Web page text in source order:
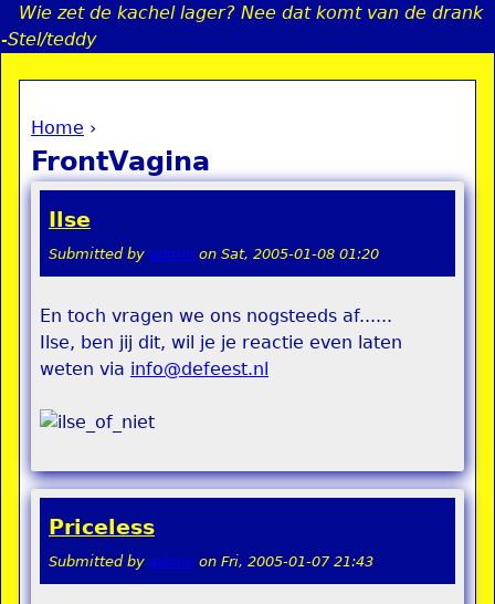
Jump to navigation
Wie zet de kachel lager? Nee dat komt van de drank
-Stel/teddy
You are here
Home ›
FrontVagina
Ilse
Submitted by admin on Sat, 2005-01-08 01:20
En toch vragen we ons nogsteeds af......
Ilse, ben jij dit, wil je je reactie even laten
weten via info@defeest.nl
Priceless
Submitted by admin on Fri, 2005-01-07 21:43